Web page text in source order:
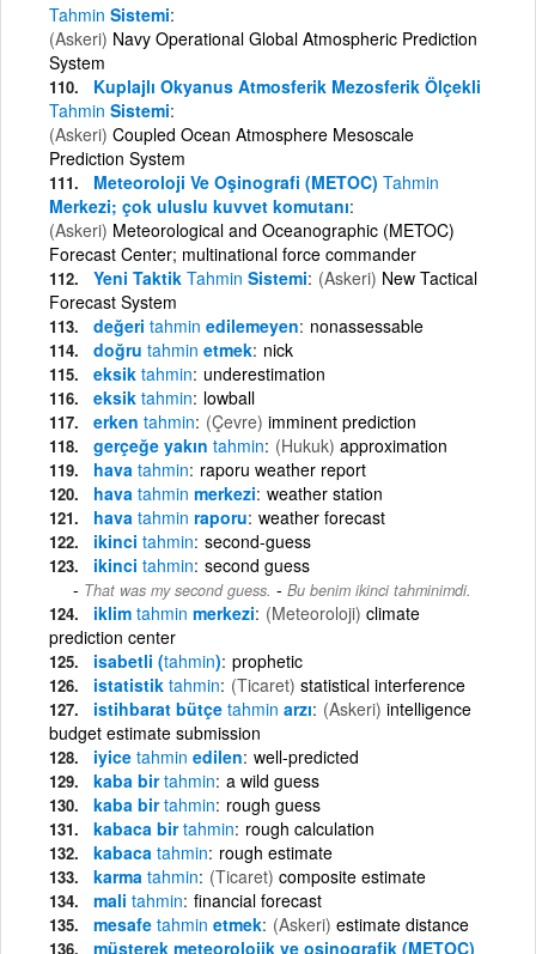
Tahmin Sistemi
(Askeri) Navy Operational Global Atmospheric Prediction
System
Kuplajlı Okyanus Atmosferik Mezosferik Ölçekli
Tahmin Sistemi
(Askeri) Coupled Ocean Atmosphere Mesoscale
Prediction System
Meteoroloji Ve Oşinografi (METOC) Tahmin
Merkezi; çok uluslu kuvvet komutanı
(Askeri) Meteorological and Oceanographic (METOC)
Forecast Center; multinational force commander
Yeni Taktik Tahmin Sistemi (Askeri) New Tactical
Forecast System
değeri tahmin edilemeyen nonassessable
doğru tahmin etmek nick
eksik tahmin underestimation
eksik tahmin lowball
erken tahmin (Çevre) imminent prediction
gerçeğe yakın tahmin (Hukuk) approximation
hava tahmin raporu weather report
hava tahmin merkezi weather station
hava tahmin raporu weather forecast
ikinci tahmin second-guess
ikinci tahmin second guess
That was my second guess. - Bu benim ikinci tahminimdi.
iklim tahmin merkezi (Meteoroloji) climate
prediction center
isabetli (tahmin) prophetic
istatistik tahmin (Ticaret) statistical interference
istihbarat bütçe tahmin arzı (Askeri) intelligence
budget estimate submission
iyice tahmin edilen well-predicted
kaba birtahmin a wild guess
kaba birtahmin rough guess
kabaca birtahmin rough calculation
kabaca tahmin rough estimate
karma tahmin (Ticaret) composite estimate
mali tahmin financial forecast
mesafe tahmin etmek (Askeri) estimate distance
müşterek meteorolojik ve oşinografik (METOC)